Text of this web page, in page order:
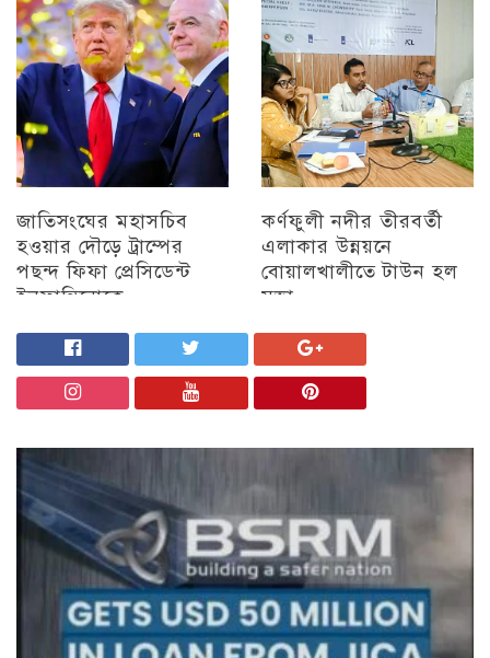
চট্টগ্রাম
জাতিসংঘের মহাসচিব
হওয়ার দৌড়ে ট্রাম্পের
পছন্দ ফিফা প্রেসিডেন্ট
ইনফান্তিনোকে
চট্টগ্রাম
কর্ণফুলী নদীর তীরবর্তী
এলাকার উন্নয়নে
বোয়ালখালীতে টাউন হল
সভা
চট্টগ্রাম